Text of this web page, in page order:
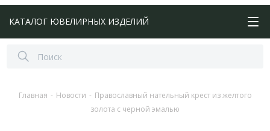
КАТАЛОГ ЮВЕЛИРНЫХ ИЗДЕЛИЙ
Главная - Новости - Православный нательный крест из желтого
золота с черной эмалью